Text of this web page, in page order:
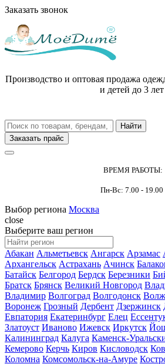
Заказать звонок
Производство и оптовая продажа
и детей до 3 лет
Заказать прайс
ВРЕМЯ РАБОТЫ:
Пн-Вс: 7.00 - 19.00
Выбор региона Москва
close
Выберите ваш регион
Абакан Альметьевск Ангарск Арзамас
Архангельск Астрахань Ачинск
Батайск Белгород Бердск Березники
Братск Брянск Великий Новгород
Владимир Волгоград Волгодонск
Воронеж Грозный Дербент Дзержинск
Евпатория Екатеринбург Елец
Златоуст Иваново Ижевск Иркутск
Калининград Калуга Каменск-
Кемерово Керчь Киров Кисловодск
Коломна Комсомольск-на-Амуре